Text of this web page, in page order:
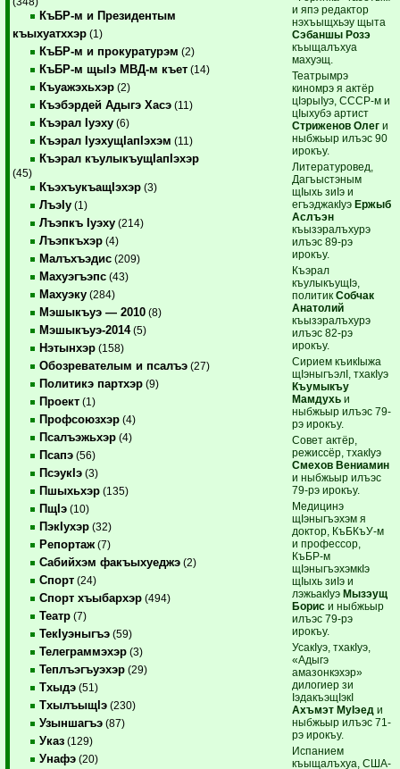
КъБР-м и Президентым
къыхуатххэр (1)
КъБР-м и прокуратурэм (2)
КъБР-м щыIэ МВД-м къет (14)
Къуажэхьхэр (2)
Къэбэрдей Адыгэ Хасэ (11)
Къэрал Iуэху (6)
Къэрал IуэхущIапIэхэм (11)
Къэрал къулыкъущIапIэхэр
(45)
КъэхъукъащIэхэр (3)
ЛъэIу (1)
Лъэпкъ Iуэху (214)
Лъэпкъхэр (4)
Малъхъэдис (209)
Махуэгъэпс (43)
Махуэку (284)
Мэшыкъуэ — 2010 (8)
Мэшыкъуэ-2014(5)
Нэтынхэр (158)
Обозревателым и псалъэ (27)
Политикэ партхэр (9)
Проект (1)
Профсоюзхэр (4)
Псалъэжьхэр (4)
Псапэ (56)
ПсэукIэ (3)
Пшыхьхэр (135)
ПщIэ (10)
ПэкIухэр (32)
Репортаж (7)
Сабийхэм факъыхуеджэ (2)
Спорт (24)
Спорт хъыбархэр (494)
Театр (7)
ТекIуэныгъэ (59)
Телеграммэхэр (3)
Теплъэгъуэхэр (29)
Тхыдэ (51)
ТхылъыщIэ (230)
Узыншагъэ (87)
Указ (129)
Унафэ (20)
и япэ редактор
нэхъыщхьэу щыта
Сэбаншы Розэ
къыщалъхуа
махуэщ.
Театрымрэ
киномрэ я актёр
цIэрыIуэ, СССР-м и
цIыхубэ артист
Стриженов Олеги
ныбжьыр илъэс 90
ирокъу.
Литературовед,
Дагъыстэным
щIыхь зиIэ и
егъэджакIуэ Ержыб
Аслъэн
къызэралъхурэ
илъэс 89-рэ
ирокъу.
Къэрал
къулыкъущIэ,
политик Собчак
Анатолий
къызэралъхурэ
илъэс 82-рэ
ирокъу.
Сирием къикIыжа
щIэныгъэлI, тхакIуэ
Къумыкъу
Мамдухьи
ныбжьыр илъэс 79-
рэ ирокъу.
Совет актёр,
режиссёр, тхакIуэ
Смехов Вениамин
и ныбжьыр илъэс
79-рэ ирокъу.
Медицинэ
щIэныгъэхэм я
доктор, КъБКъУ-м
и профессор,
КъБР-м
щIэныгъэхэмкIэ
щIыхь зиIэ и
лэжьакIуэ Мызэущ
Бориси ныбжьыр
илъэс 79-рэ
ирокъу.
УсакIуэ, тхакIуэ,
«Адыгэ
амазонкэхэр»
дилогиер зи
IэдакъэщIэкI
Ахъмэт МуIэед и
ныбжьыр илъэс 71-
рэ ирокъу.
Испанием
къыщалъхуа, США-